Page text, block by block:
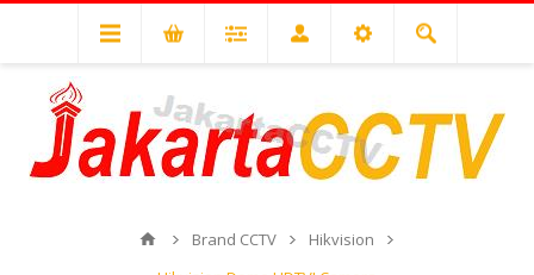
Brand CCTV
Hikvision